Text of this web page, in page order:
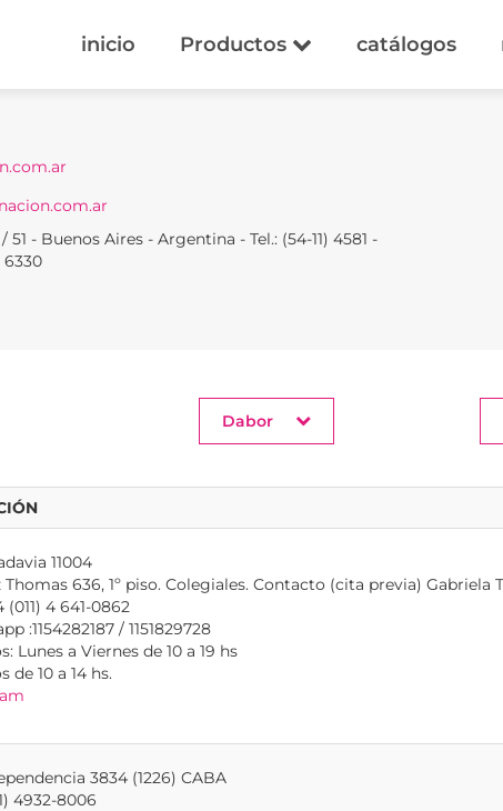
inicio Productos catálogos
- Buenos Aires - Argentina - Tel.: (54-11) 4581 -
6330
Dabor
11004
636, 1º piso. Colegiales. Contacto (cita previa) Gabriela
(011) 4 641-0862
:1154282187 / 1151829728
Lunes a Viernes de 10 a 19 hs
de 10 a 14 hs.
3834 (1226) CABA
4932-8006